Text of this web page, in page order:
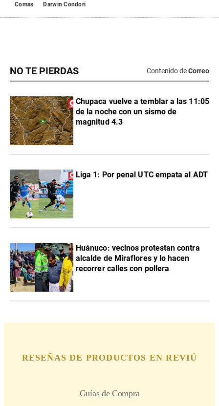
Comas Darwin Condori
NO TE PIERDAS Contenido deCorreo
Chupaca vuelve a temblar a las 11:05
de la noche con un sismo de
magnitud 4.3
Liga 1: Por penal UTC empata al ADT
Huánuco: vecinos protestan contra
alcalde de Miraflores y lo hacen
recorrer calles con pollera